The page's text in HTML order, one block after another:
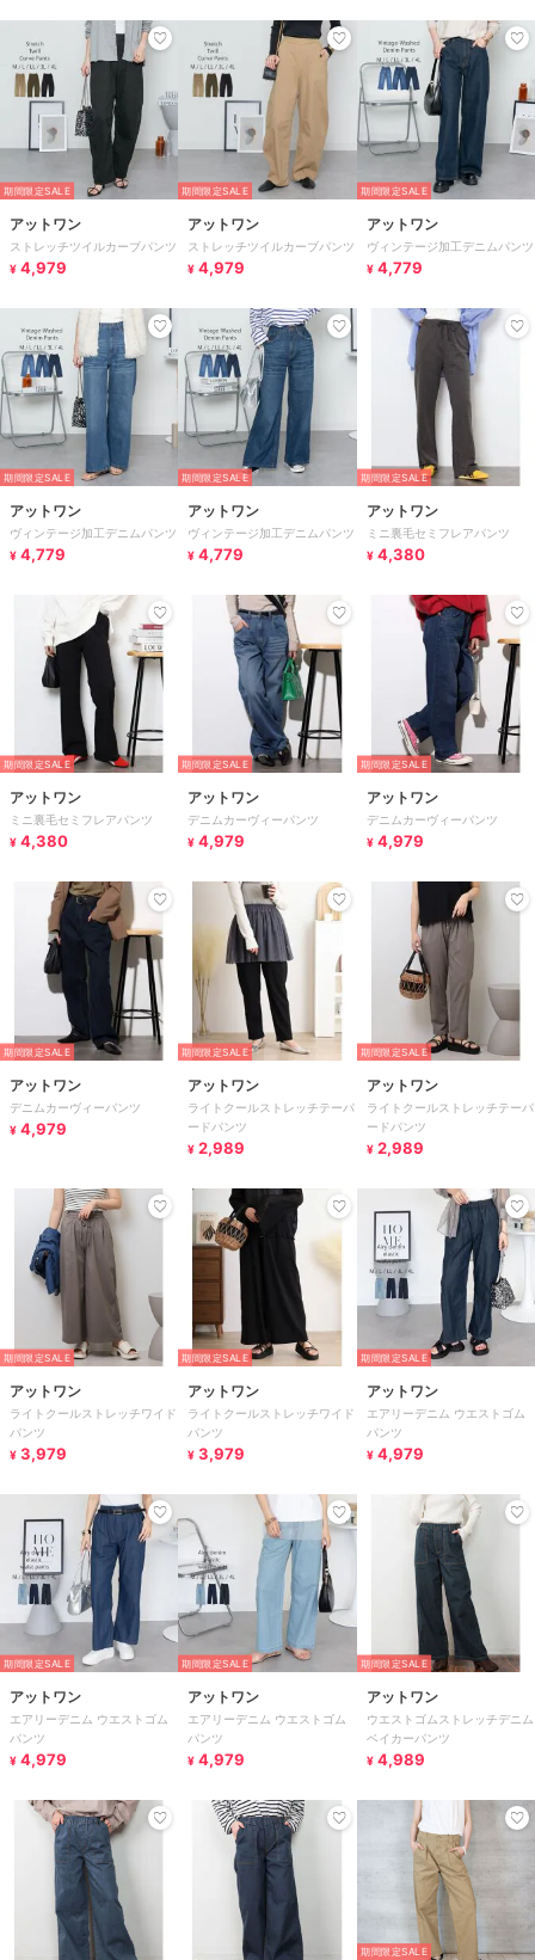
期間限定SALE
アットワン
ストレッチツイルカーブパンツ
¥ 4,979
期間限定SALE
アットワン
ストレッチツイルカーブパンツ
¥ 4,979
期間限定SALE
アットワン
ヴィンテージ加工デニムパンツ
¥ 4,779
期間限定SALE
アットワン
ヴィンテージ加工デニムパンツ
¥ 4,779
期間限定SALE
アットワン
ヴィンテージ加工デニムパンツ
¥ 4,779
期間限定SALE
アットワン
ミニ裏毛セミフレアパンツ
¥ 4,380
期間限定SALE
アットワン
ミニ裏毛セミフレアパンツ
¥ 4,380
期間限定SALE
アットワン
デニムカーヴィーパンツ
¥ 4,979
期間限定SALE
アットワン
デニムカーヴィーパンツ
¥ 4,979
期間限定SALE
アットワン
デニムカーヴィーパンツ
¥ 4,979
期間限定SALE
アットワン
ライトクールストレッチテーパ
ードパンツ
¥ 2,989
期間限定SALE
アットワン
ライトクールストレッチテーパ
ードパンツ
¥ 2,989
期間限定SALE
アットワン
ライトクールストレッチワイド
パンツ
¥ 3,979
期間限定SALE
アットワン
ライトクールストレッチワイド
パンツ
¥ 3,979
期間限定SALE
アットワン
エアリーデニム ウエストゴム
パンツ
¥ 4,979
期間限定SALE
アットワン
エアリーデニム ウエストゴム
パンツ
¥ 4,979
期間限定SALE
アットワン
エアリーデニム ウエストゴム
パンツ
¥ 4,979
期間限定SALE
アットワン
ウエストゴムストレッチデニム
ベイカーパンツ
¥ 4,989
期間限定SALE